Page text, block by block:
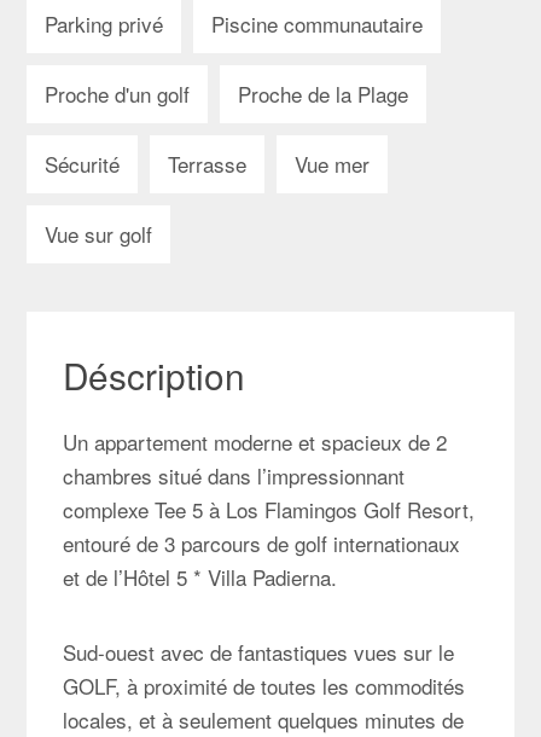
Parking privé Piscine communautaire
Proche d'un golf Proche de la Plage
Sécurité Terrasse Vue mer
Vue sur golf
Déscription
Un appartement moderne et spacieux de 2
chambres situé dans l’impressionnant
complexe Tee 5 à Los Flamingos Golf Resort,
entouré de 3 parcours de golf internationaux
et de l’Hôtel 5 * Villa Padierna.
Sud-ouest avec de fantastiques vues sur le
GOLF, à proximité de toutes les commodités
locales, et à seulement quelques minutes de